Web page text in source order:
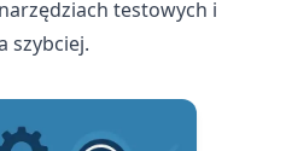
testowych i
szybciej.